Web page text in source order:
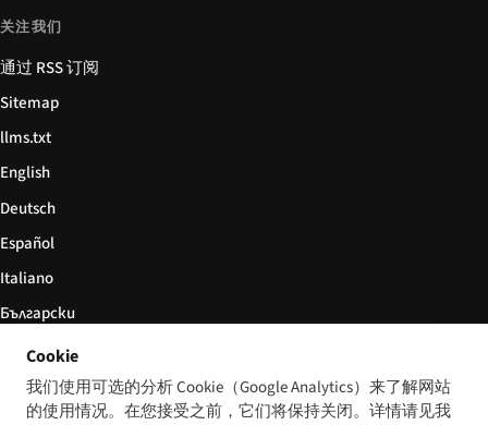
关注我们
通过 RSS 订阅
Sitemap
llms.txt
English
Deutsch
Español
Italiano
Български
简体中文
Cookie
我们使用可选的分析 Cookie（Google Analytics）来了解网站
的使用情况。在您接受之前，它们将保持关闭。详情请见我